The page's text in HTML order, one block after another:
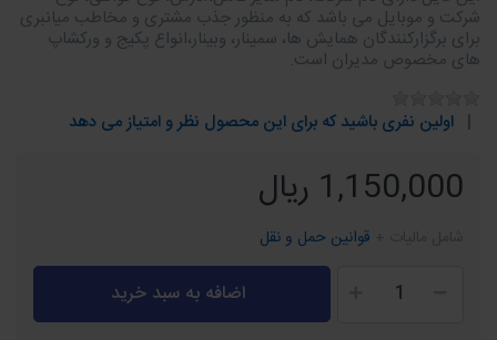
شرکت و موبایل می باشد که به منظور جذب مشتری و مخاطب میانبری
برای برگزارکنندگان همایش ها، سمینار، وبینار،انواع پکیج و ورکشاپ
های مخصوص مدیران است.
اولین نفری باشید که برای این محصول نظر و امتیاز می دهد
1,150,000 ریال
قوانین حمل و نقل
اضافه به سبد خرید